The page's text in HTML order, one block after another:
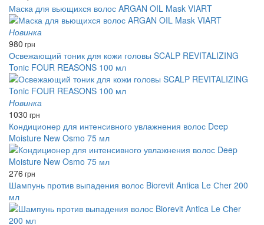
Маска для вьющихся волос ARGAN OIL Mask VIART
Новинка
980 грн
Освежающий тоник для кожи головы SCALP REVITALIZING
Tonic FOUR REASONS 100 мл
Новинка
1030 грн
Кондиционер для интенсивного увлажнения волос Deep
Moisture New Osmo 75 мл
276 грн
Шампунь против выпадения волос Biorevit Antica Le Сher 200
мл